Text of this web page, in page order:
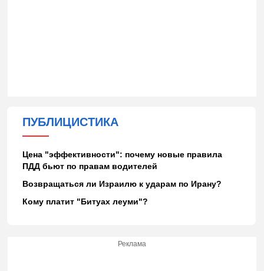
ПУБЛИЦИСТИКА
Цена "эффективности": почему новые правила
ПДД бьют по правам водителей
Возвращаться ли Израилю к ударам по Ирану?
Кому платит "Битуах леуми"?
Реклама